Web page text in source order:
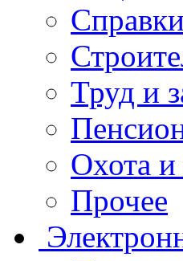
Труд и
Охота и
Прочее